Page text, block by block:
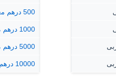
500 درهم مغربى
1000 درهم مغربى
5000 درهم مغربى
10000 درهم مغربى